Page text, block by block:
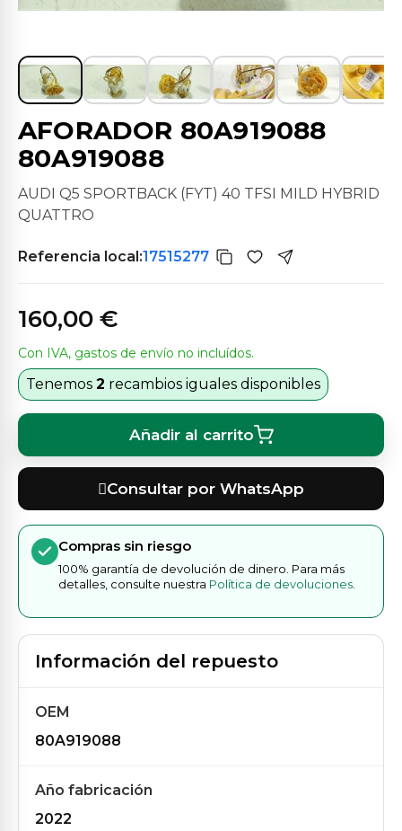
AFORADOR 80A919088
80A919088
AUDI Q5 SPORTBACK (FYT) 40 TFSI MILD HYBRID
QUATTRO
Referencia local:17515277
160,00 €
Con IVA, gastos de envío no incluídos.
Tenemos 2 recambios iguales disponibles
Añadir al carrito
Consultar por WhatsApp
Compras sin riesgo
100% garantía de devolución de dinero. Para más
detalles, consulte nuestra Política de devoluciones
Información del repuesto
OEM
80A919088
Año fabricación
2022